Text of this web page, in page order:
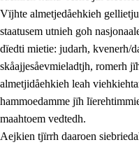
Vïjhte almetjedåehkieh
staatusem utnieh goh
dïedti mietie: judarh, kvenerh/
skåajjesåevmieladtjh, romerh
almetjidåehkieh leah
hammoedamme jïh
maahtoem vedtedh.
Aejkien tjïrrh daaroen